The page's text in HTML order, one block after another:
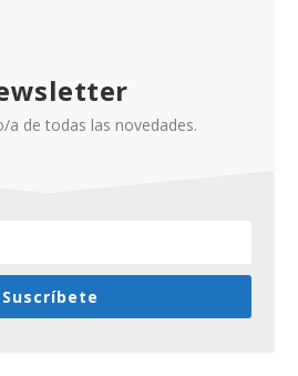
a de todas las novedades.
Suscríbete